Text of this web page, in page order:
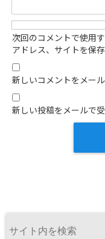
次回のコメントで使用
アドレス、サイトを保存
新しいコメントをメー
新しい投稿をメールで